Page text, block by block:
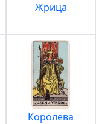
Жрица
Королева